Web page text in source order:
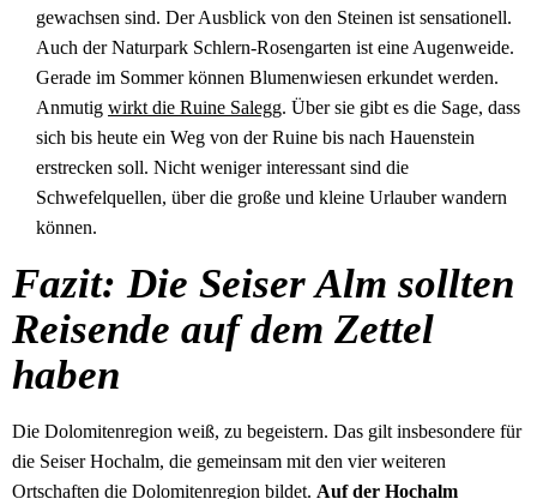
gewachsen sind. Der Ausblick von den Steinen ist sensationell.
Auch der Naturpark Schlern-Rosengarten ist eine Augenweide.
Gerade im Sommer können Blumenwiesen erkundet werden.
Anmutig wirkt die Ruine Salegg. Über sie gibt es die Sage, dass
sich bis heute ein Weg von der Ruine bis nach Hauenstein
erstrecken soll. Nicht weniger interessant sind die
Schwefelquellen, über die große und kleine Urlauber wandern
können.
Fazit: Die Seiser Alm sollten
Reisende auf dem Zettel
haben
Die Dolomitenregion weiß, zu begeistern. Das gilt insbesondere für
die Seiser Hochalm, die gemeinsam mit den vier weiteren
Ortschaften die Dolomitenregion bildet. Auf der Hochalm